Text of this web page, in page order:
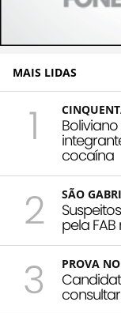
MAIS LIDAS
1
cocaína
2 SÃO
pela
3 PROVA